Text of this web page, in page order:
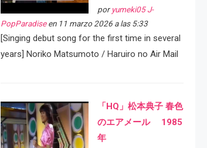
por yumeki05 J-
PopParadiseen 11 marzo 2026 a las 5:33
[Singing debut song for the first time in several
years] Noriko Matsumoto / Haruiro no Air Mail
「HQ」松本典子 春色
のエアメール 1985
年